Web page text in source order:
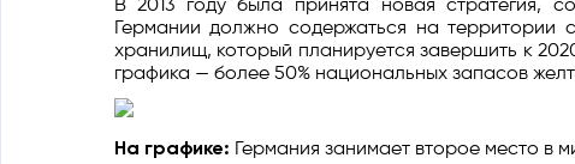
В 2013 году была принята новая стратегия,
Германии должно содержаться на территории
хранилищ, который планируется завершить к
графика — более 50% национальных запасов
На графике: Германия занимает второе место в